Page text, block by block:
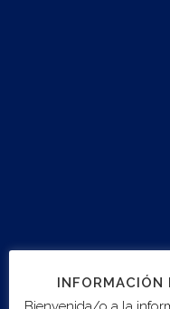
INFORMACIÓN